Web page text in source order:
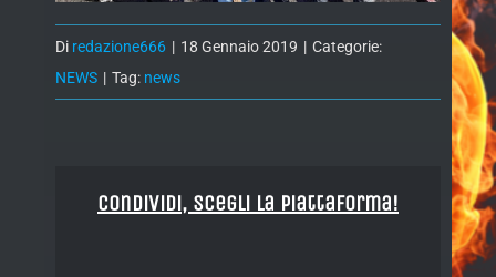
Di redazione666 | 18 Gennaio 2019 | Categorie:
NEWS | Tag: news
Condividi, Scegli la piattaforma!